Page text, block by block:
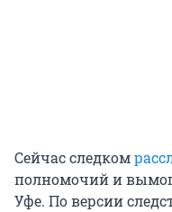
Сейчас следком
полномочий и
Уфе. По версии